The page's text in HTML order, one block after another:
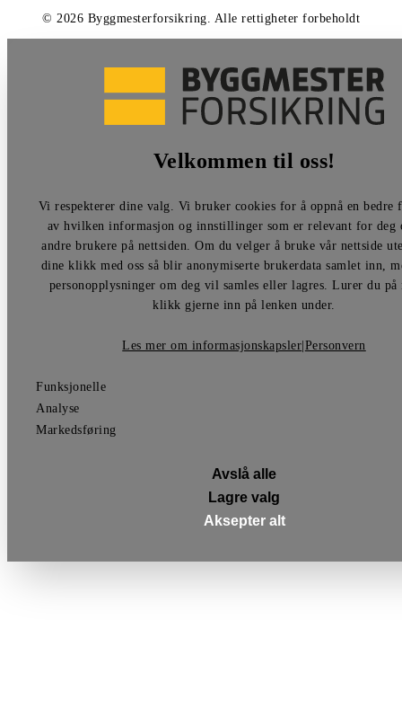
© 2026 Byggmesterforsikring. Alle rettigheter forbeholdt
Velkommen til oss!
Vi respekterer dine valg. Vi bruker cookies for å oppnå en bedre
av hvilken informasjon og innstillinger som er relevant for deg
andre brukere på nettsiden. Om du velger å bruke vår nettside
dine klikk med oss så blir anonymiserte brukerdata samlet inn,
personopplysninger om deg vil samles eller lagres. Lurer du på
klikk gjerne inn på lenken under.
Les mer om informasjonskapsler Personvern
Funksjonelle
Analyse
Markedsføring
Avslå alle
Lagre valg
Aksepter alt